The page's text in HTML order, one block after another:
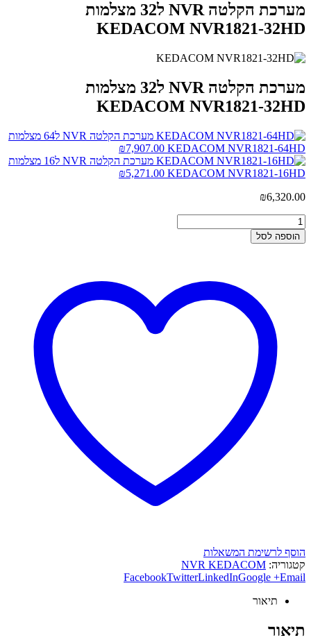
מערכת הקלטה NVR ל32 מצלמות
KEDACOM NVR1821-32HD
מערכת הקלטה NVR ל32 מצלמות
KEDACOM NVR1821-32HD
מערכת הקלטה NVR ל64 מצלמות
KEDACOM NVR1821-64HD
₪7,907.00
מערכת הקלטה NVR ל16 מצלמות
KEDACOM NVR1821-16HD
₪5,271.00
₪6,320.00
הוספה לסל
הוסף לרשימת המשאלות
קטגוריה: NVR KEDACOM
FacebookTwitterLinkedInGoogle +Email
תיאור
תיאור